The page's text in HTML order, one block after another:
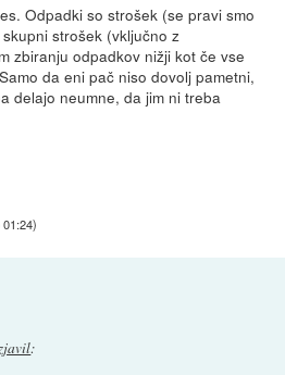
Odpadki so strošek (se pravi smo
strošek (vključno z
zbiranju odpadkov nižji kot če vse
da eni pač niso dovolj pametni,
delajo neumne, da jim ni treba
01:24)
: